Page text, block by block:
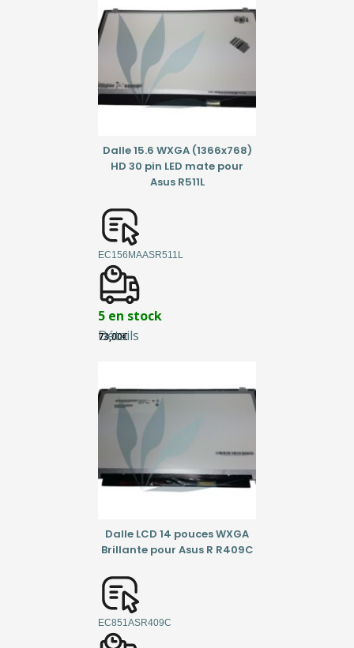
Détails
Dalle 15.6 WXGA (1366x768)
HD 30 pin LED mate pour
Asus R511L
EC156MAASR511L
5 en stock
73,00€
Dalle LCD 14 pouces WXGA
Brillante pour Asus R R409C
EC851ASR409C